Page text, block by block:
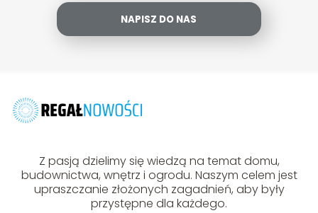
NAPISZ DO NAS
Z pasją dzielimy się wiedzą na temat domu,
budownictwa, wnętrz i ogrodu. Naszym celem jest
upraszczanie złożonych zagadnień, aby były
przystępne dla każdego.